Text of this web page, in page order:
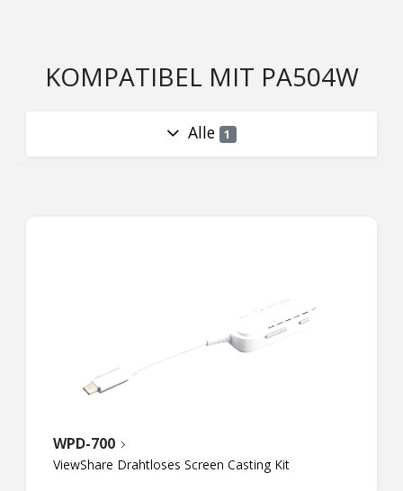
KOMPATIBEL MIT PA504W
Alle 1
WPD-700
ViewShare Drahtloses Screen Casting Kit